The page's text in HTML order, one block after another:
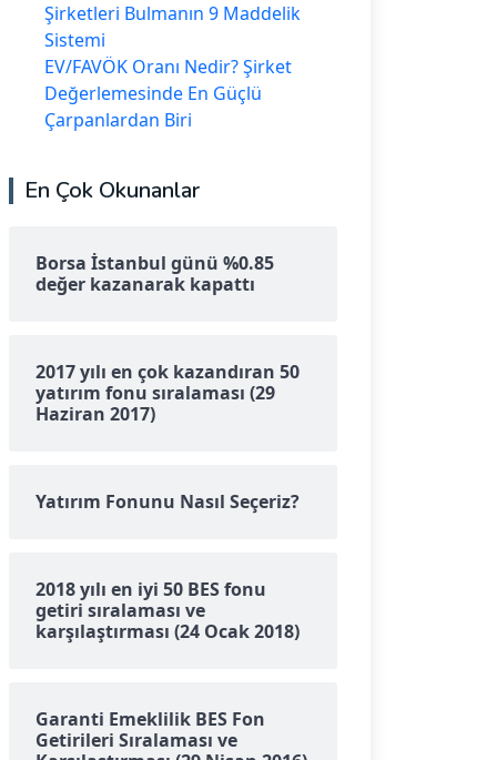
Şirketleri Bulmanın 9 Maddelik
Sistemi
EV/FAVÖK Oranı Nedir? Şirket
Değerlemesinde En Güçlü
Çarpanlardan Biri
En Çok Okunanlar
Borsa İstanbul günü %0.85
değer kazanarak kapattı
2017 yılı en çok kazandıran 50
yatırım fonu sıralaması (29
Haziran 2017)
Yatırım Fonunu Nasıl Seçeriz?
2018 yılı en iyi 50 BES fonu
getiri sıralaması ve
karşılaştırması (24 Ocak 2018)
Garanti Emeklilik BES Fon
Getirileri Sıralaması ve